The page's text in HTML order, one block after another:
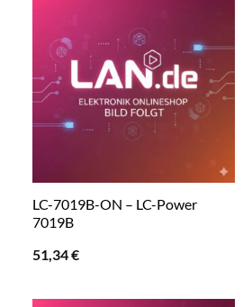
LC-7019B-ON – LC-Power
7019B
51,34€